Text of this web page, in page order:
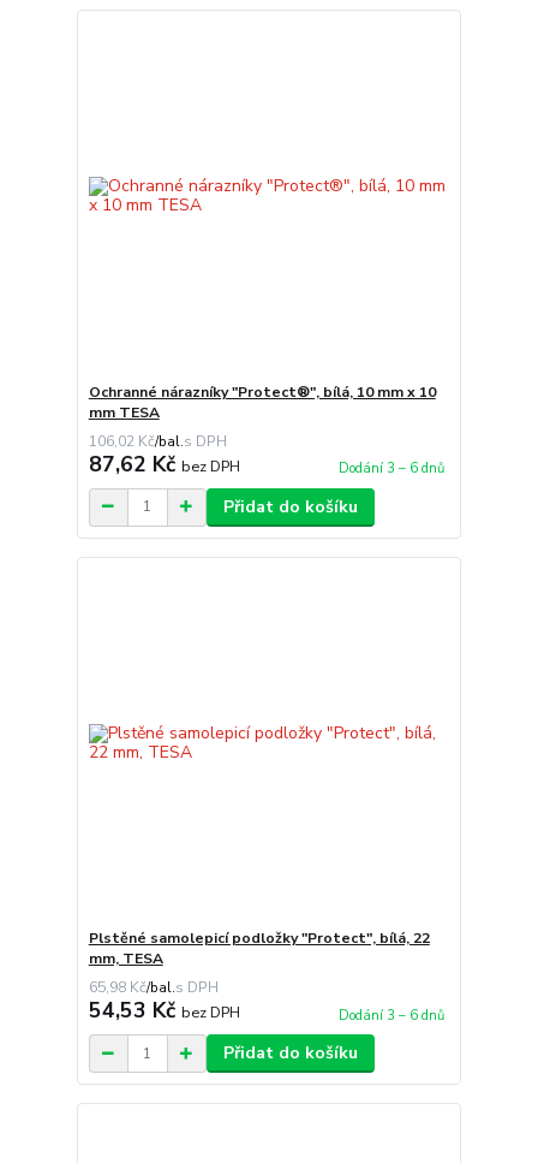
Ochranné nárazníky "Protect®", bílá, 10 mm x 10
mm TESA
106,02 Kč/bal.
87,62 Kč bez DPH Dodání 3 – 6 dnů
Přidat do košíku
Plstěné samolepicí podložky "Protect", bílá, 22
mm, TESA
65,98 Kč/bal.
54,53 Kč bez DPH Dodání 3 – 6 dnů
Přidat do košíku